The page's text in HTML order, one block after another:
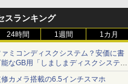
スランキング
24時間 1週間 1カ月
ミコンディスクシステム？安価に書
能なGB用「しましまディスクシステ
カメラ搭載の6.5インチスマホ